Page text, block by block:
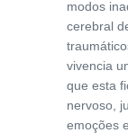
modos
cerebral
vivencia
que esta
nervoso,
emoções